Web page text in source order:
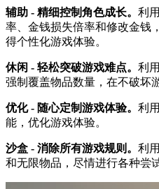
辅助 - 精细控制角色成长。 利
率、金钱损失倍率和修改金钱
得个性化游戏体验。
休闲 - 轻松突破游戏难点。 利
强制覆盖物品数量，在不破坏
优化 - 随心定制游戏体验。 利
能，优化游戏体验。
沙盒 - 消除所有游戏规则。 利
和无限物品，尽情进行各种尝